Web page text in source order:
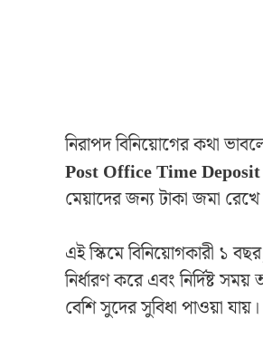
নিরাপদ বিনিয়োগের কথা
Post Office Time Deposit
মেয়াদের জন্য টাকা জমা
এই স্কিমে বিনিয়োগকারী ১
নির্ধারণ করে এবং নির্দিষ্ট
বেশি সুদের সুবিধা পাওয়া যায়।